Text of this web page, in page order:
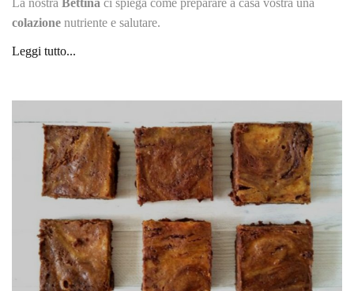
La nostra Bettina ci spiega come preparare a casa vostra una
colazione nutriente e salutare.
Leggi tutto...